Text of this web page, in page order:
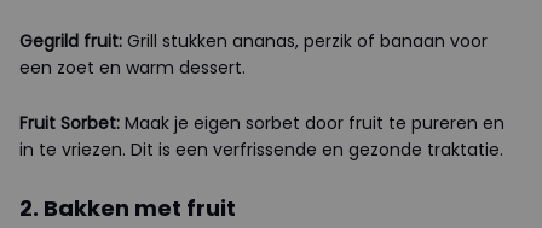
Gegrild fruit: Grill stukken ananas, perzik of banaan voor
een zoet en warm dessert.
Fruit Sorbet: Maak je eigen sorbet door fruit te pureren en
in te vriezen. Dit is een verfrissende en gezonde traktatie.
2. Bakken met fruit